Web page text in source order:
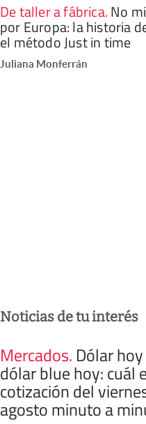
De taller a fábrica.No
por Europa: la historia
el método Just in time
Juliana Monferrán
Noticias de tu interés
Mercados. Dólar
dólar blue hoy: cuál
cotización del
agosto minuto a